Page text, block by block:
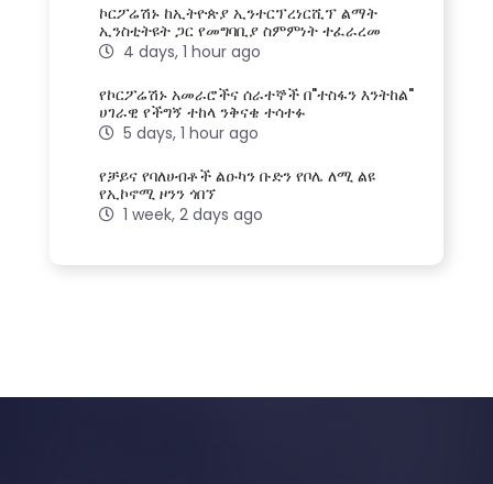
ኮርፖሬሽኑ ከኢትዮጵያ ኢንተርፕረነርሺፕ ልማት
ኢንስቲትዩት ጋር የመግባቢያ ስምምነት ተፈራረመ
4 days, 1 hour ago
የኮርፖሬሽኑ አመራሮችና ሰራተኞች በ"ተስፋን እንትከል"
ሀገራዊ የችግኝ ተከላ ንቅናቄ ተሳተፉ
5 days, 1 hour ago
የቻይና የባለሀብቶች ልዑካን ቡድን የቦሌ ለሚ ልዩ
የኢኮኖሚ ዞንን ጎበኘ
1 week, 2 days ago